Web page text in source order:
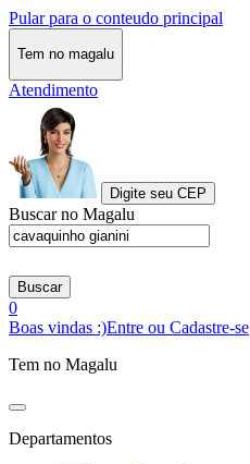
Pular para o conteudo principal
Tem no magalu
Atendimento
Digite seu CEP
Buscar no Magalu
Buscar
0
Boas vindas :)Entre ou Cadastre-se
Tem no Magalu
Departamentos